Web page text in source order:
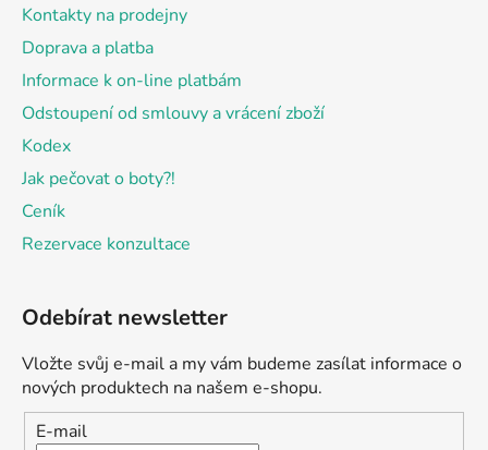
Kontakty na prodejny
Doprava a platba
Informace k on-line platbám
Odstoupení od smlouvy a vrácení zboží
Kodex
Jak pečovat o boty?!
Ceník
Rezervace konzultace
Odebírat newsletter
Vložte svůj e-mail a my vám budeme zasílat informace o
nových produktech na našem e-shopu.
E-mail